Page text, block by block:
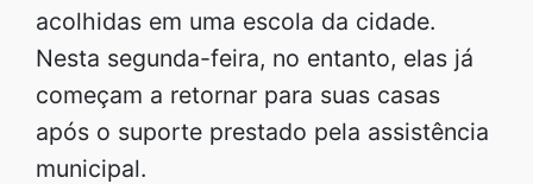
acolhidas em uma escola da cidade.
Nesta segunda-feira, no entanto, elas já
começam a retornar para suas casas
após o suporte prestado pela assistência
municipal.